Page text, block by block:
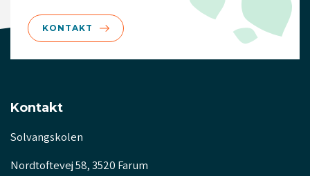
KONTAKT
Kontakt
Solvangskolen
Nordtoftevej 58, 3520 Farum